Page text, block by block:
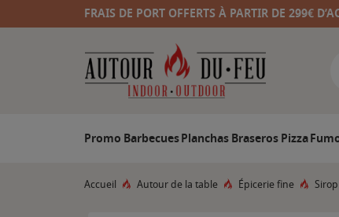
FRAIS DE PORT OFFERTS À PARTIR DE 299€
Promo BarbecuesPlanchasBraserosPizza
Accueil Autour de la table Épicerie fine